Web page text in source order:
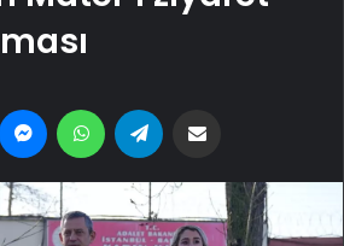
MessengerWhatsApp